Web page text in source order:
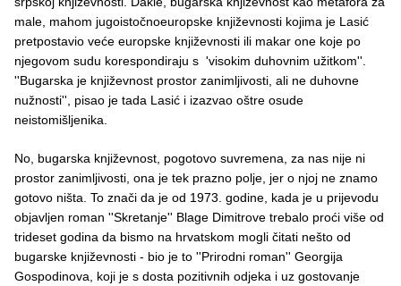
male, mahom jugoistočnoeuropske književnosti kojima je Lasić
pretpostavio veće europske književnosti ili makar one koje po
njegovom sudu korespondiraju s 'visokim duhovnim užitkom''.
''Bugarska je književnost prostor zanimljivosti, ali ne duhovne
nužnosti'', pisao je tada Lasić i izazvao oštre osude
neistomišljenika.
No, bugarska književnost, pogotovo suvremena, za nas nije ni
prostor zanimljivosti, ona je tek prazno polje, jer o njoj ne znamo
gotovo ništa. To znači da je od 1973. godine, kada je u prijevodu
objavljen roman ''Skretanje'' Blage Dimitrove trebalo proći više od
trideset godina da bismo na hrvatskom mogli čitati nešto od
bugarske književnosti - bio je to ''Prirodni roman'' Georgija
Gospodinova, koji je s dosta pozitivnih odjeka i uz gostovanje